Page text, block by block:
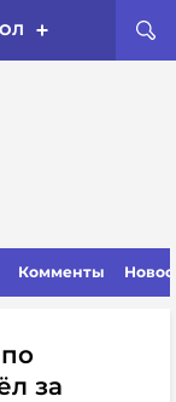
Комменты
за